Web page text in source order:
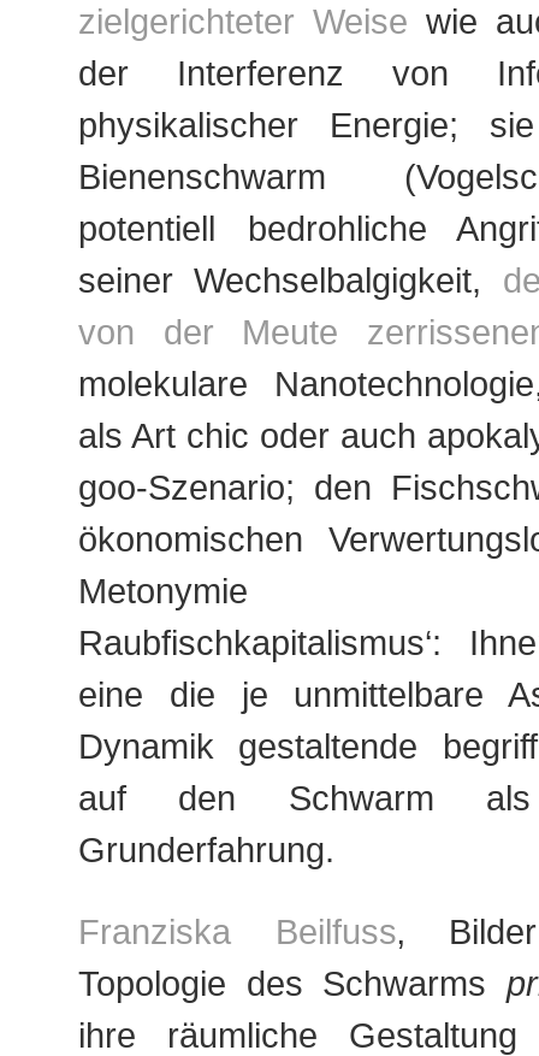
zielgerichteter Weise wie
der Interferenz von
physikalischer Energie;
Bienenschwarm
potentiell bedrohliche
seiner Wechselbalgigkeit,
von der Meute
molekulare
als Art chic oder auch
goo-Szenario; den
ökonomischen
Metonymie
Raubfischkapitalismus‘:
eine die je unmittelbare
Dynamik gestaltende
auf den Schwarm als
Grunderfahrung.
Franziska Beilfuss‚
Topologie des Schwarms
ihre räumliche